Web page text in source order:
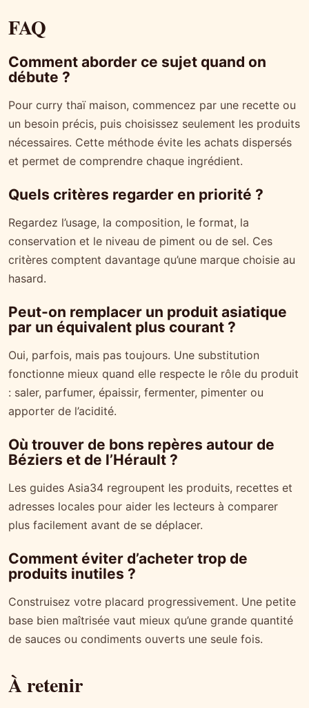
FAQ
Comment aborder ce sujet quand on
débute ?
Pour curry thaï maison, commencez par une recette ou
un besoin précis, puis choisissez seulement les produits
nécessaires. Cette méthode évite les achats dispersés
et permet de comprendre chaque ingrédient.
Quels critères regarder en priorité ?
Regardez l’usage, la composition, le format, la
conservation et le niveau de piment ou de sel. Ces
critères comptent davantage qu’une marque choisie au
hasard.
Peut-on remplacer un produit asiatique
par un équivalent plus courant ?
Oui, parfois, mais pas toujours. Une substitution
fonctionne mieux quand elle respecte le rôle du produit
: saler, parfumer, épaissir, fermenter, pimenter ou
apporter de l’acidité.
Où trouver de bons repères autour de
Béziers et de l’Hérault ?
Les guides Asia34 regroupent les produits, recettes et
adresses locales pour aider les lecteurs à comparer
plus facilement avant de se déplacer.
Comment éviter d’acheter trop de
produits inutiles ?
Construisez votre placard progressivement. Une petite
base bien maîtrisée vaut mieux qu’une grande quantité
de sauces ou condiments ouverts une seule fois.
À retenir